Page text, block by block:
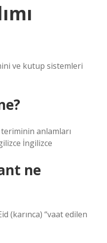
ve kutup sistemleri
teriminin anlamları
İngilizce
ne
(karınca) “vaat edilen